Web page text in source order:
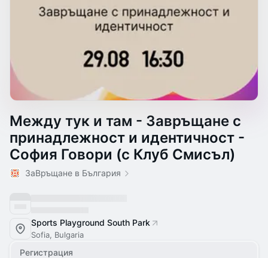
Между тук и там - Завръщане с
принадлежност и идентичност -
София Говори (с Клуб Смисъл)
ЗаВръщане в България
Sports Playground South Park
Sofia, Bulgaria
Регистрация